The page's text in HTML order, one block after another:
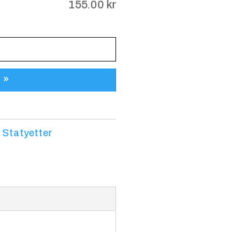
155.00 kr
Statyetter